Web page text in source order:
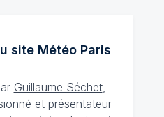
site MétéoParis
Guillaume Séchet,
et présentateur